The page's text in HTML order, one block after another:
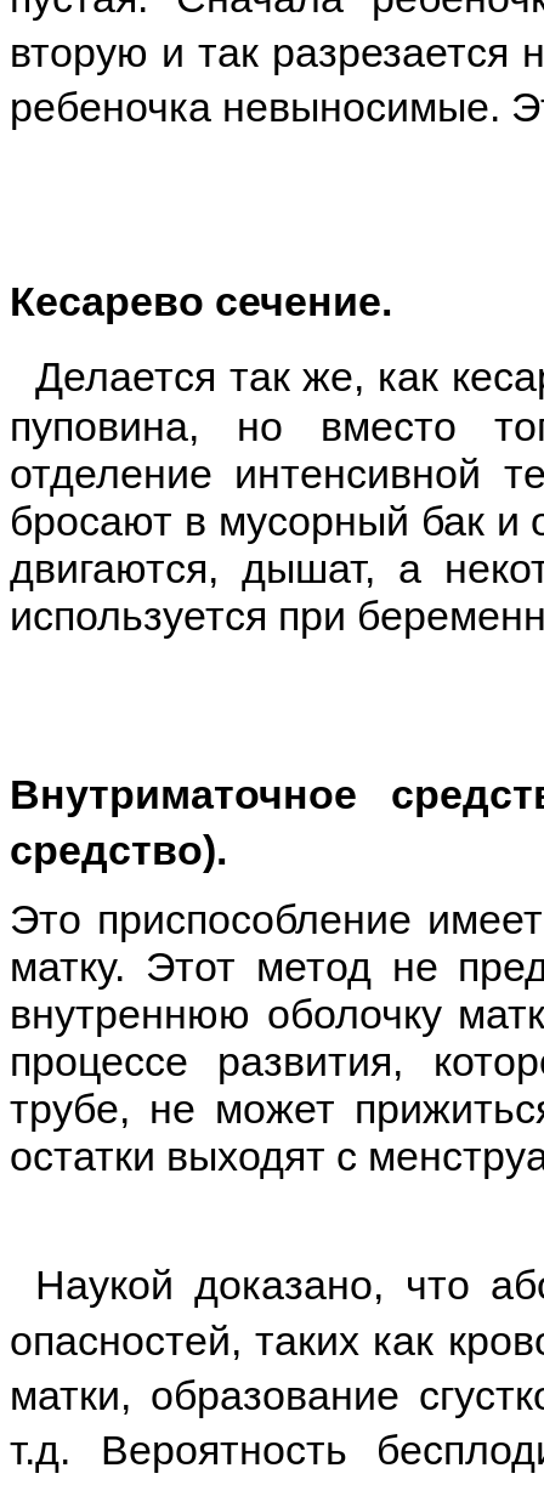
вторую и так разрезается
ребеночка невыносимые.
Кесарево сечение.
Делается так же, как
пуповина, но вместо
отделение интенсивной
бросают в мусорный бак и
двигаются, дышат, а
используется при
Внутриматочное
средство).
Это приспособление
матку. Этот метод не
внутреннюю оболочку
процессе развития,
трубе, не может
остатки выходят с
Наукой доказано, что
опасностей, таких как
матки, образование
т.д. Вероятность